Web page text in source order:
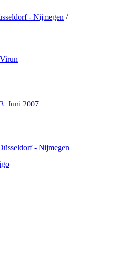
- Nijmegen /
Virun
Juni 2007
- Nijmegen